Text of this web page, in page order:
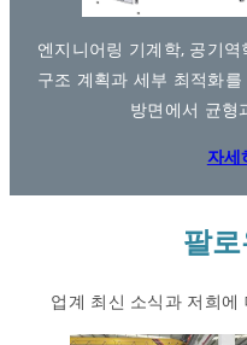
엔지니어링 기계학, 공기
구조 계획과 세부 최적화
방면에서 균형
자세
팔
업계 최신 소식과 저희에